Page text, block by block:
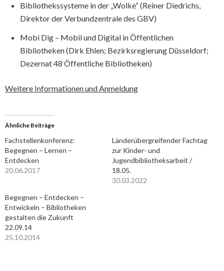
Bibliothekssysteme in der „Wolke“ (Reiner Diedrichs,
Direktor der Verbundzentrale des GBV)
Mobi Dig – Mobil und Digital in Öffentlichen
Bibliotheken (Dirk Ehlen; Bezirksregierung Düsseldorf;
Dezernat 48 Öffentliche Bibliotheken)
Weitere Informationen und Anmeldung
Ähnliche Beiträge
Fachstellenkonferenz:
Begegnen – Lernen –
Entdecken
20.06.2017
Länderübergreifender Fachtag
zur Kinder- und
Jugendbibliotheksarbeit /
18.05.
30.03.2022
Begegnen – Entdecken –
Entwickeln – Bibliotheken
gestalten die Zukunft
22.09.14
25.10.2014